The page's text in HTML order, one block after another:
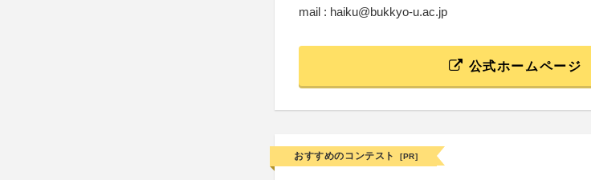
mail : haiku@bukkyo-u.ac.jp
公式ホームページ
おすすめのコンテスト [PR]